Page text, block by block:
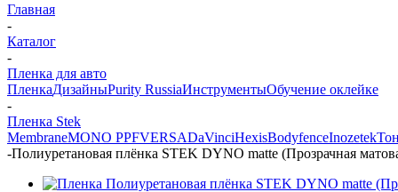
Главная
-
Каталог
-
Пленка для авто
ПленкаДизайныPurity RussiaИнструментыОбучение оклейке
-
Пленка Stek
MembraneMONO PPFVERSADaVinciHexisBodyfenceInozetek
-Полиуретановая плёнка STEK DYNO matte (Прозрачная